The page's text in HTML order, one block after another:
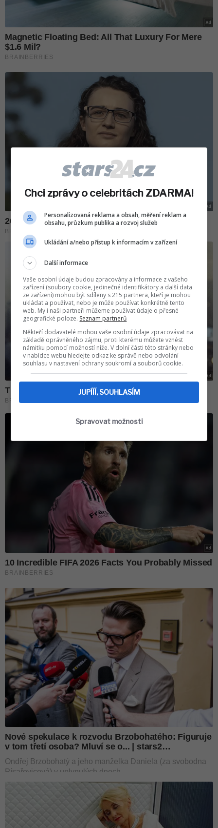
Chci zprávy o celebritách ZDARMA!
Personalizovaná reklama a obsah, měření reklam a
obsahu, průzkum publika a rozvoj služeb
Ukládání a/nebo přístup k informacím v zařízení
Další informace
Vaše osobní údaje budou zpracovány a informace z vašeho
zařízení (soubory cookie, jedinečné identifikátory a další data
ze zařízení) mohou být sdíleny s 215 partnera, kteří je mohou
ukládat a používat, nebo je může používat konkrétně tento
web. My i naši partneři můžeme používat údaje o přesné
geografické poloze. Seznam partnerů
Někteří dodavatelé mohou vaše osobní údaje zpracovávat na
základě oprávněného zájmu, proti kterému můžete vznést
námitku pomocí možností níže. V dolní části této stránky nebo
v nabídce webu hledejte odkaz ke správě nebo odvolání
souhlasu v nastavení ochrany soukromí a souborů cookie.
JUPÍÍÍ, SOUHLASÍM
Spravovat možnosti